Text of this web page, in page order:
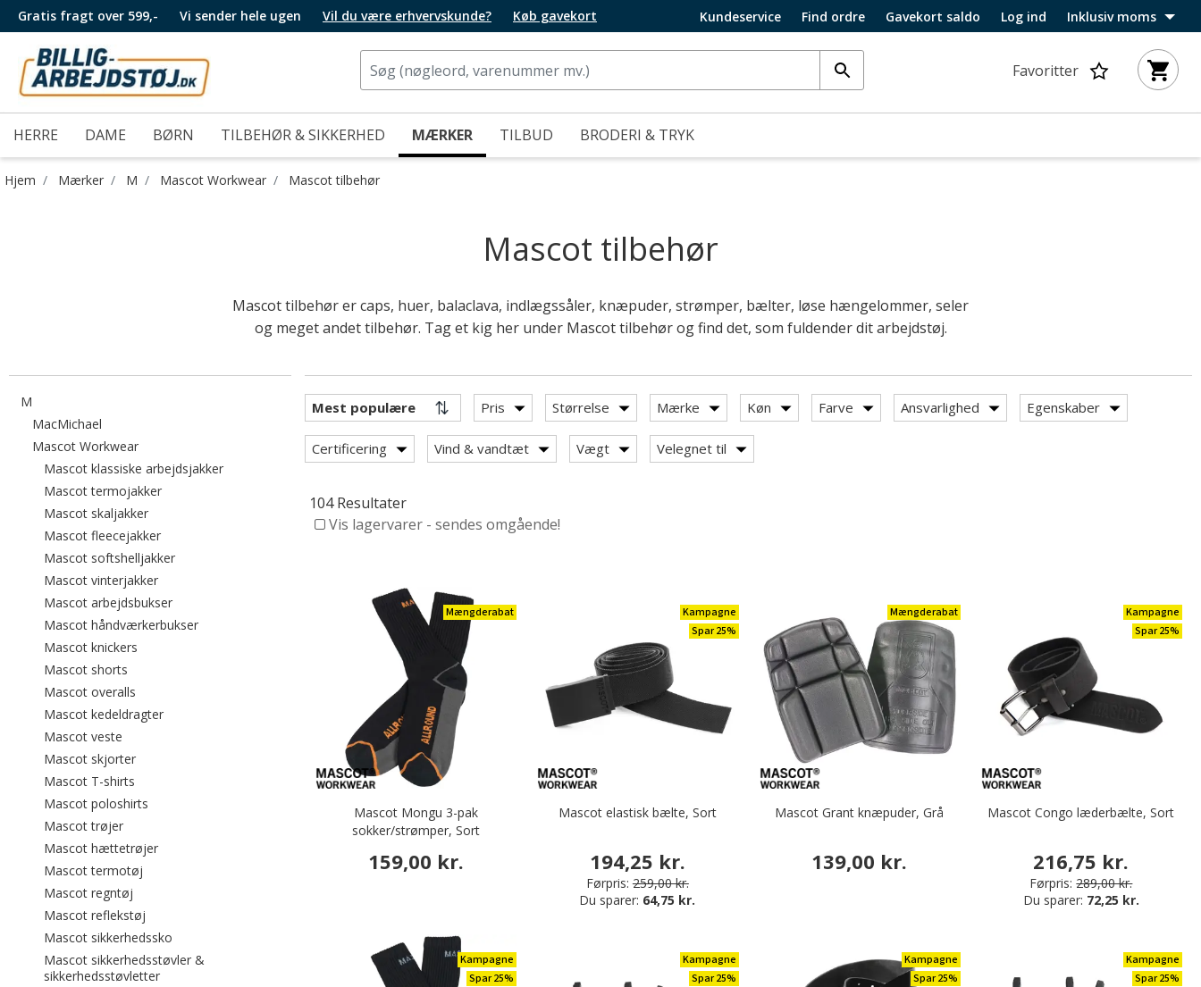
Gratis fragt over 599,- Vi sender hele ugen Vil du være erhvervskunde? Køb gavekort Kundeservice Find ordre Gavekort saldo Log ind Inklusiv moms
Favoritter
HERRE DAME BØRN TILBEHØR & SIKKERHED MÆRKER TILBUD BRODERI & TRYK
Hjem Mærker M Mascot Workwear Mascot tilbehør
Mascot tilbehør
Mascot tilbehør er caps, huer, balaclava, indlægssåler, knæpuder, strømper, bælter, løse hængelommer, seler
og meget andet tilbehør. Tag et kig her under Mascot tilbehør og find det, som fuldender dit arbejdstøj.
M
MacMichael
Mascot WorkwearFiltrér efter category: Mascot Workwear
Mascot klassiske arbejdsjakkerFiltrér efter category: Mascot klassiske arbejdsjakker
Mascot termojakkerFiltrér efter category: Mascot termojakker
Mascot skaljakkerFiltrér efter category: Mascot skaljakker
Mascot fleecejakkerFiltrér efter category: Mascot fleecejakker
Mascot softshelljakkerFiltrér efter category: Mascot softshelljakker
Mascot vinterjakkerFiltrér efter category: Mascot vinterjakker
Mascot arbejdsbukserFiltrér efter category: Mascot arbejdsbukser
Mascot håndværkerbukserFiltrér efter category: Mascot håndværkerbukser
Mascot knickers
Mascot shorts
Mascot overalls
Mascot kedeldragterFiltrér efter category: Mascot kedeldragter
Mascot veste
Mascot skjorterFiltrér efter category: Mascot skjorter
Mascot T-shirts Filtrér efter category: Mascot T-shirts
Mascot poloshirts
Mascot trøjerFiltrér efter category: Mascot trøjer
Mascot hættetrøjerFiltrér efter category: Mascot hættetrøjer
Mascot termotøj
Mascot regntøj
Mascot reflekstøj
Mascot sikkerhedssko Filtrér efter category: Mascot sikkerhedssko
Mascot sikkerhedsstøvler &
sikkerhedsstøvletterFiltrér efter category: Mascot sikkerhedsstøvler & sikkerhedsstøvletter
Pris Størrelse Mærke Køn Farve Ansvarlighed Egenskaber
Certificering Vind & vandtæt Vægt Velegnet til
104 Resultater
Vis lagervarer - sendes omgående!
Mængderabat
Mascot Mongu 3-pak
sokker/strømper, Sort
159,00 kr.
Kampagne
Spar 25%
Mascot elastisk bælte, Sort
194,25 kr.
Førpris: 259,00 kr.
Du sparer: 64,75 kr.
Mængderabat
Mascot Grant knæpuder, Grå
139,00 kr.
Kampagne
Spar 25%
Mascot Congo læderbælte, Sort
216,75 kr.
Førpris: 289,00 kr.
Du sparer: 72,25 kr.
Kampagne
Spar 25%
Kampagne
Spar 25%
Kampagne
Spar 25%
Kampagne
Spar 25%